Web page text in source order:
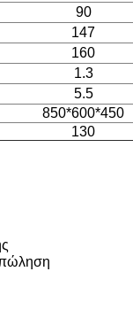
90
147
160
1.3
5.5
850*600*450
130
πώληση